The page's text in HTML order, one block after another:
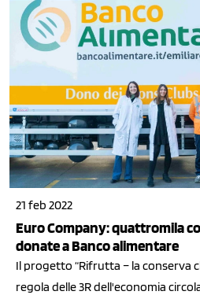
21 feb 2022
Euro Company: quattromila
donate a Banco alimentare
Il progetto “Rifrutta – la conserva
regola delle 3R dell'economia